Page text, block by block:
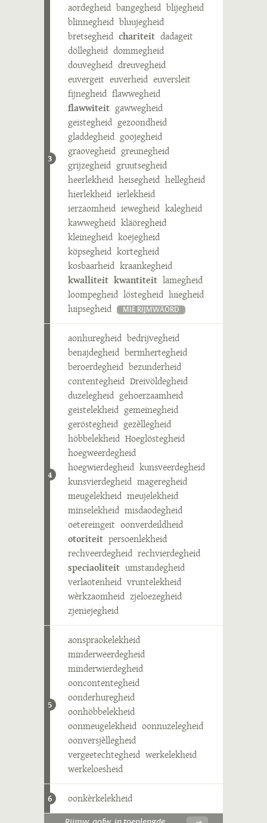
3
aordegheid bangegheid blijegheid
blinnegheid bluujegheid
bretsegheid chariteit dadageit
döllegheid dommegheid
douvegheid dreuvegheid
euvergeit euverheid euversleit
fijnegheid flawwegheid
flawwiteit gawwegheid
geistegheid gezoondheid
gladdegheid goojegheid
graovegheid greunegheid
grijzegheid gruutsegheid
heerlekheid heisegheid hellegheid
hierlekheid ierlekheid
ierzaomheid iewegheid kalegheid
kawwegheid kläöregheid
kleinegheid koejegheid
köpsegheid kortegheid
kosbaarheid kraankegheid
kwalliteit kwantiteit lamegheid
loompegheid löstegheid luiegheid
luipsegheid
MIE RIJMWÄÖRD
4
aonhuregheid bedrijvegheid
benajdegheid bermhertegheid
beroerdegheid bezunderheid
contentegheid Dreivöldegheid
duzelegheid gehoerzaamheid
geistelekheid gemeinegheid
geröstegheid gezèllegheid
höbbelekheid Hoeglöstegheid
hoegweerdegheid
hoegwierdegheid kunsveerdegheid
kunsvierdegheid mageregheid
meugelekheid meujelekheid
minselekheid misdaodegheid
oetereingeit oonverdeildheid
otoriteit persoenlekheid
rechveerdegheid rechvierdegheid
speciaoliteit umstandegheid
verlaotenheid vruntelekheid
wèrkzaomheid zjeloezegheid
zjeniejegheid
5
aonspraokelekheid
minderweerdegheid
minderwierdegheid
ooncontentegheid
oonderhuregheid
oonhöbbelekheid
oonmeugelekheid oonnuzelegheid
oonversjèllegheid
vergeetechtegheid werkelekheid
werkeloesheid
6 oonkèrkelekheid